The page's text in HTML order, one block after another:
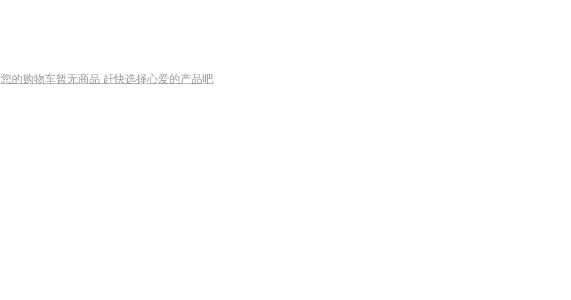
您的购物车暂无商品 赶快选择心爱的产品吧